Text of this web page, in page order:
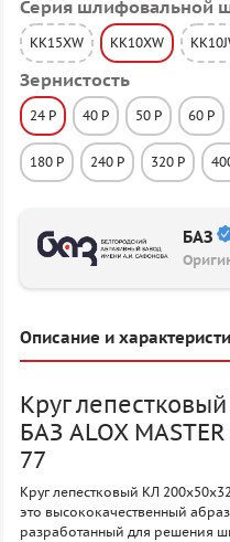
Серия шлифовальной
KK15XW KK10XW
Зернистость
24 P 40 P 50 P 60 P
180 P 240 P 320 P
БАЗ
Описание и
Круг
БАЗ ALOX
77
Круг лепестковый КЛ
это высококачественный
разработанный для решения